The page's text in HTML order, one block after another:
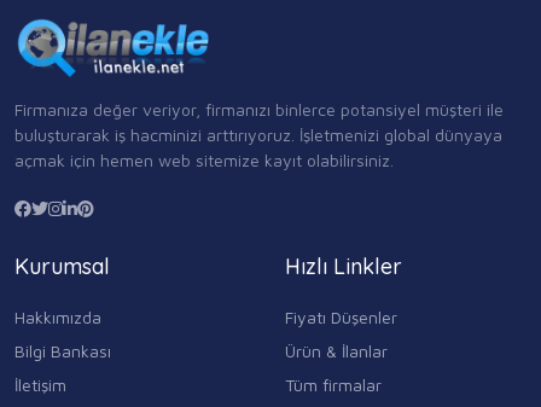
Firmanıza değer veriyor, firmanızı binlerce potansiyel müşteri ile
buluşturarak iş hacminizi arttırıyoruz. İşletmenizi global dünyaya
açmak için hemen web sitemize kayıt olabilirsiniz.
Kurumsal
Hakkımızda
Bilgi Bankası
İletişim
Hızlı Linkler
Fiyatı Düşenler
Ürün & İlanlar
Tüm firmalar